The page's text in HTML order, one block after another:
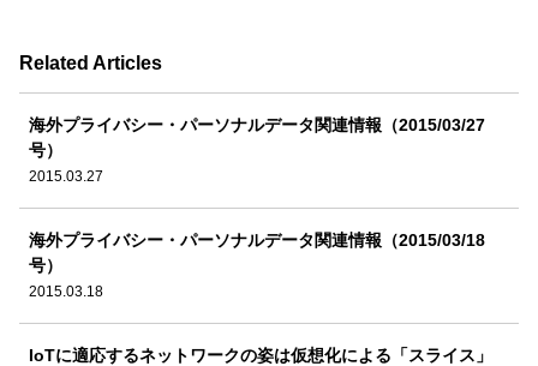
Related Articles
海外プライバシー・パーソナルデータ関連情報（2015/03/27
号）
2015.03.27
海外プライバシー・パーソナルデータ関連情報（2015/03/18
号）
2015.03.18
IoTに適応するネットワークの姿は仮想化による「スライス」